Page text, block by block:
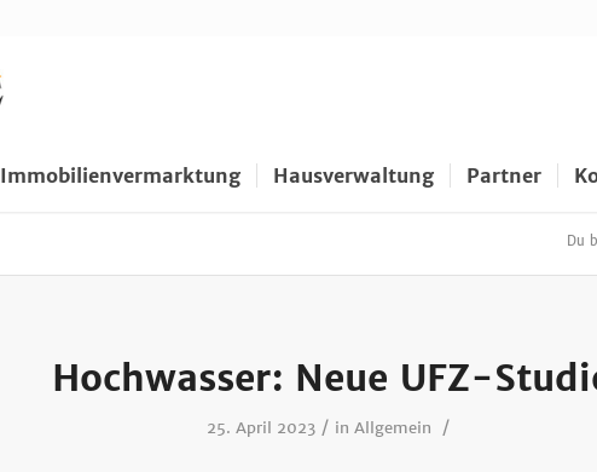
Immobilienvermarktung Hausverwaltung Partner
Du
Hochwasser: Neue UFZ-
25. April 2023 / in Allgemein /